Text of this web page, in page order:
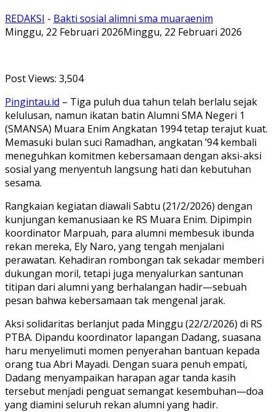
REDAKSI - Bakti sosial alimni sma muaraenim
Minggu, 22 Februari 2026Minggu, 22 Februari 2026
Post Views: 3,504
Pingintau.id – Tiga puluh dua tahun telah berlalu sejak
kelulusan, namun ikatan batin Alumni SMA Negeri 1
(SMANSA) Muara Enim Angkatan 1994 tetap terajut kuat.
Memasuki bulan suci Ramadhan, angkatan ’94 kembali
meneguhkan komitmen kebersamaan dengan aksi-aksi
sosial yang menyentuh langsung hati dan kebutuhan
sesama.
Rangkaian kegiatan diawali Sabtu (21/2/2026) dengan
kunjungan kemanusiaan ke RS Muara Enim. Dipimpin
koordinator Marpuah, para alumni membesuk ibunda
rekan mereka, Ely Naro, yang tengah menjalani
perawatan. Kehadiran rombongan tak sekadar memberi
dukungan moril, tetapi juga menyalurkan santunan
titipan dari alumni yang berhalangan hadir—sebuah
pesan bahwa kebersamaan tak mengenal jarak.
Aksi solidaritas berlanjut pada Minggu (22/2/2026) di RS
PTBA. Dipandu koordinator lapangan Dadang, suasana
haru menyelimuti momen penyerahan bantuan kepada
orang tua Abri Mayadi. Dengan suara penuh empati,
Dadang menyampaikan harapan agar tanda kasih
tersebut menjadi penguat semangat kesembuhan—doa
yang diamini seluruh rekan alumni yang hadir.